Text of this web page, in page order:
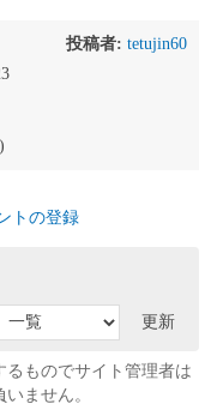
投稿者: tetujin60
トの登録
更新
るものでサイト管理者は
ません。